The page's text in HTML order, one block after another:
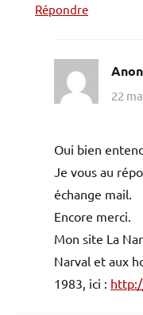
Répondre
22
Oui bien
Je vous au
échange mail.
Encore merci.
Mon site La
Narval et aux
1983, ici :